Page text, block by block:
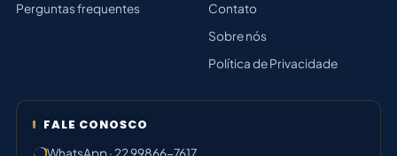
Perguntas frequentes
Contato
Sobre nós
Política de Privacidade
FALE CONOSCO